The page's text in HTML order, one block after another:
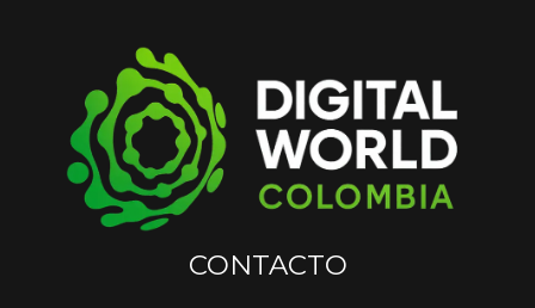
CONTACTO